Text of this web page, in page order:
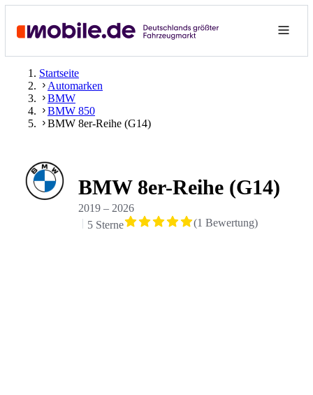
Startseite
Automarken
BMW
BMW 850
BMW 8er-Reihe (G14)
BMW 8er-Reihe (G14)
2019 – 2026
5 Sterne
(1 Bewertung)